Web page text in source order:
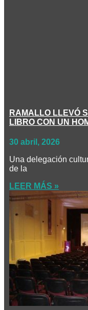
RAMALLO LLEVÓ
LIBRO CON UN
30 abril, 2026
Una delegación
de la
LEER MÁS »